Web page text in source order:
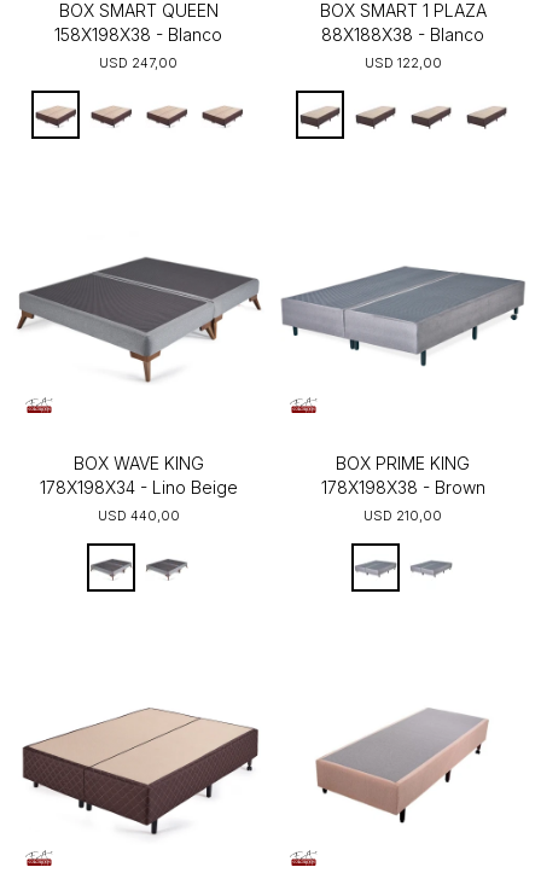
BOX SMART QUEEN
158X198X38 - Blanco
USD 247,00
BOX SMART 1 PLAZA
88X188X38 - Blanco
USD 122,00
BOX WAVE KING
178X198X34 - Lino Beige
USD 440,00
BOX PRIME KING
178X198X38 - Brown
USD 210,00